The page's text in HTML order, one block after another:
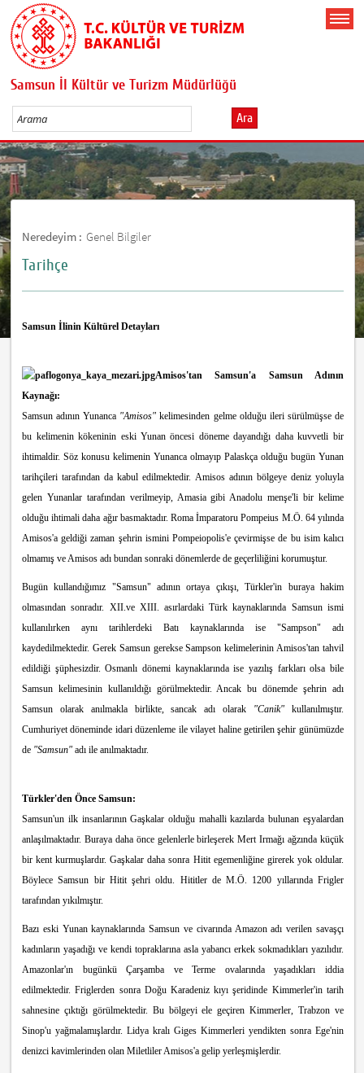
Samsun İl Kültür ve Turizm Müdürlüğü
Ara
Neredeyim : Genel Bilgiler
Tarihçe
Samsun İlinin Kültürel Detayları
Amisos'tan Samsun'a Samsun Adının
Kaynağı:
Samsun adının Yunanca "Amisos" kelimesinden gelme olduğu ileri sürülmüşse de
bu kelimenin kökeninin eski Yunan öncesi döneme dayandığı daha kuvvetli bir
ihtimaldir. Söz konusu kelimenin Yunanca olmayıp Palaskça olduğu bugün Yunan
tarihçileri tarafından da kabul edilmektedir. Amisos adının bölgeye deniz yoluyla
gelen Yunanlar tarafından verilmeyip, Amasia gibi Anadolu menşe'li bir kelime
olduğu ihtimali daha ağır basmaktadır. Roma İmparatoru Pompeius M.Ö. 64 yılında
Amisos'a geldiği zaman şehrin ismini Pompeiopolis'e çevirmişse de bu isim kalıcı
olmamış ve Amisos adı bundan sonraki dönemlerde de geçerliliğini korumuştur.
Bugün kullandığımız "Samsun" adının ortaya çıkışı, Türkler'in buraya hakim
olmasından sonradır. XII.ve XIII. asırlardaki Türk kaynaklarında Samsun ismi
kullanılırken aynı tarihlerdeki Batı kaynaklarında ise "Sampson" adı
kaydedilmektedir. Gerek Samsun gerekse Sampson kelimelerinin Amisos'tan tahvil
edildiği şüphesizdir. Osmanlı dönemi kaynaklarında ise yazılış farkları olsa bile
Samsun kelimesinin kullanıldığı görülmektedir. Ancak bu dönemde şehrin adı
Samsun olarak anılmakla birlikte, sancak adı olarak "Canik" kullanılmıştır.
Cumhuriyet döneminde idari düzenleme ile vilayet haline getirilen şehir günümüzde
de "Samsun" adı ile anılmaktadır.
Türkler'den Önce Samsun:
Samsun'un ilk insanlarının Gaşkalar olduğu mahalli kazılarda bulunan eşyalardan
anlaşılmaktadır. Buraya daha önce gelenlerle birleşerek Mert Irmağı ağzında küçük
bir kent kurmuşlardır. Gaşkalar daha sonra Hitit egemenliğine girerek yok oldular.
Böylece Samsun bir Hitit şehri oldu. Hititler de M.Ö. 1200 yıllarında Frigler
tarafından yıkılmıştır.
Bazı eski Yunan kaynaklarında Samsun ve civarında Amazon adı verilen savaşçı
kadınların yaşadığı ve kendi topraklarına asla yabancı erkek sokmadıkları yazılıdır.
Amazonlar'ın bugünkü Çarşamba ve Terme ovalarında yaşadıkları iddia
edilmektedir. Friglerden sonra Doğu Karadeniz kıyı şeridinde Kimmerler'in tarih
sahnesine çıktığı görülmektedir. Bu bölgeyi ele geçiren Kimmerler, Trabzon ve
Sinop'u yağmalamışlardır. Lidya kralı Giges Kimmerleri yendikten sonra Ege'nin
denizci kavimlerinden olan Miletliler Amisos'a gelip yerleşmişlerdir.